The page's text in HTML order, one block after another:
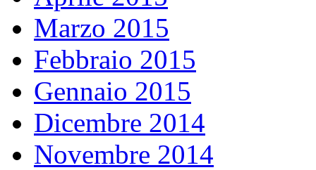
Marzo 2015
Febbraio 2015
Gennaio 2015
Dicembre 2014
Novembre 2014